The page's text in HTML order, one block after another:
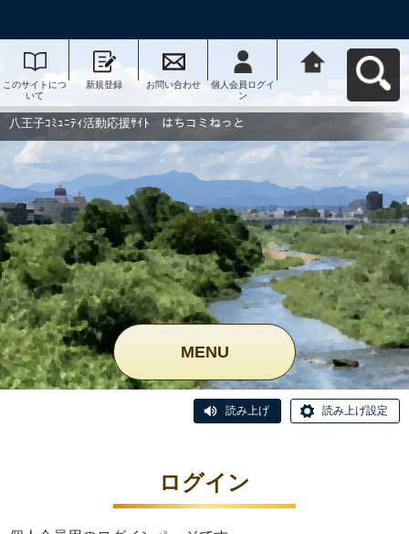
このサイトにつ
いて
新規登録 お問い合わせ
個人会員ログイ
ン
動応援ｻｲﾄ はち
コミねっとへ戻
八王子ｺﾐｭﾆﾃｨ活動応援ｻｲﾄ はちコミねっと
MENU
読み上げ 読み上げ設定
ログイン